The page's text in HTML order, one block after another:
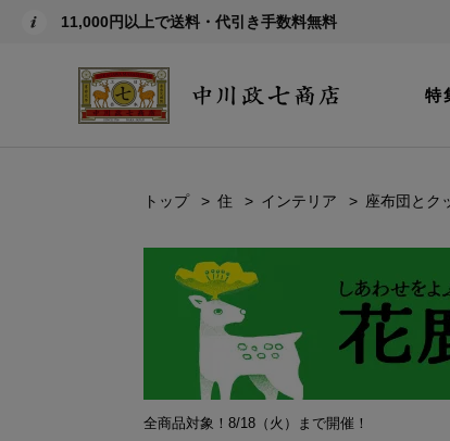
11,000円以上で送料・代引き手数料無料
特
トップ 住 インテリア 座布団とク
全商品対象！8/18（火）まで開催！